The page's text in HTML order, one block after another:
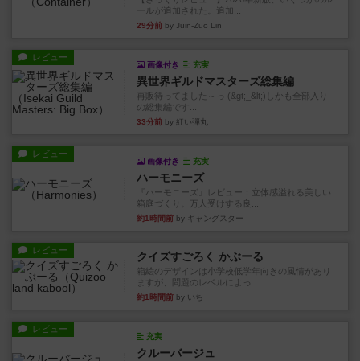
ールが追加された。追加...
29分前 by Juin-Zuo Lin
レビュー
画像付き 充実
異世界ギルドマスターズ総集編
再販待ってました～っ (&gt;_&lt;)しかも全部入り
の総集編です...
33分前 by 紅い弾丸
レビュー
画像付き 充実
ハーモニーズ
『ハーモニーズ』レビュー：立体感溢れる美しい
箱庭づくり。万人受けする良...
約1時間前 by ギャングスター
レビュー クイズすごろく かぶーる
箱絵のデザインは小学校低学年向きの風情があり
ますが、問題のレベルによっ...
約1時間前 by いち
レビュー
充実
クルーバージュ